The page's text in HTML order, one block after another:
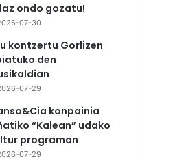
ondo gozatu!
07-30
kontzertu Gorlizen
den
07-29
konpainia
“Kalean” udako
programan
07-29